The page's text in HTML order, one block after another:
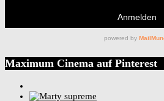
Maximum Cinema auf Pinterest